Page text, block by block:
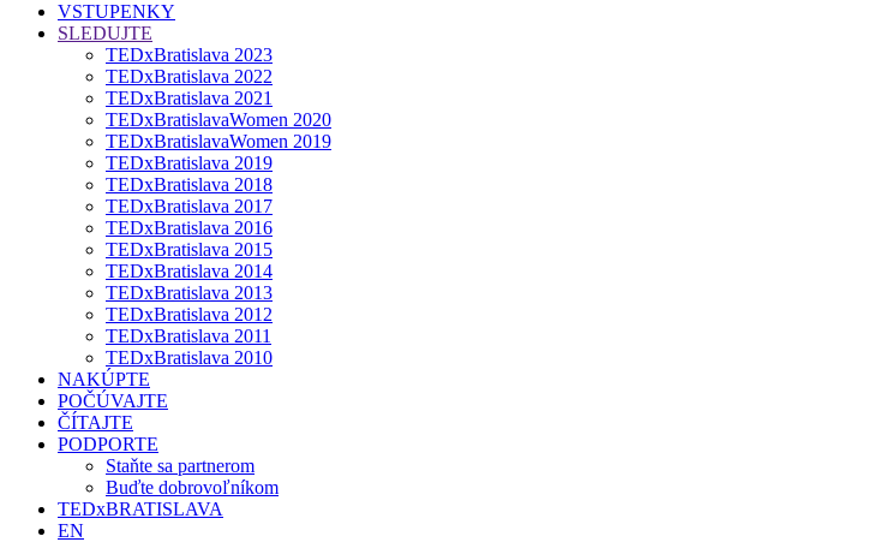
VSTUPENKY
SLEDUJTE
TEDxBratislava 2023
TEDxBratislava 2022
TEDxBratislava 2021
TEDxBratislavaWomen 2020
TEDxBratislavaWomen 2019
TEDxBratislava 2019
TEDxBratislava 2018
TEDxBratislava 2017
TEDxBratislava 2016
TEDxBratislava 2015
TEDxBratislava 2014
TEDxBratislava 2013
TEDxBratislava 2012
TEDxBratislava 2011
TEDxBratislava 2010
NAKÚPTE
POČÚVAJTE
ČÍTAJTE
PODPORTE
Staňte sa partnerom
Buďte dobrovoľníkom
TEDxBRATISLAVA
EN